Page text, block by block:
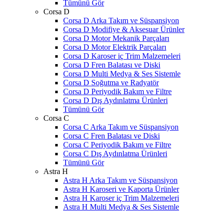
Tümünü Gör
Corsa D
Corsa D Arka Takım ve Süspansiyon
Corsa D Modifiye & Aksesuar Ürünler
Corsa D Motor Mekanik Parçaları
Corsa D Motor Elektrik Parçaları
Corsa D Karoser iç Trim Malzemeleri
Corsa D Fren Balatası ve Diski
Corsa D Multi Medya & Ses Sistemle
Corsa D Soğutma ve Radyatör
Corsa D Periyodik Bakım ve Filtre
Corsa D Dış Aydınlatma Ürünleri
Tümünü Gör
Corsa C
Corsa C Arka Takım ve Süspansiyon
Corsa C Fren Balatası ve Diski
Corsa C Periyodik Bakım ve Filtre
Corsa C Dış Aydınlatma Ürünleri
Tümünü Gör
Astra H
Astra H Arka Takım ve Süspansiyon
Astra H Karoseri ve Kaporta Ürünler
Astra H Karoser iç Trim Malzemeleri
Astra H Multi Medya & Ses Sistemle